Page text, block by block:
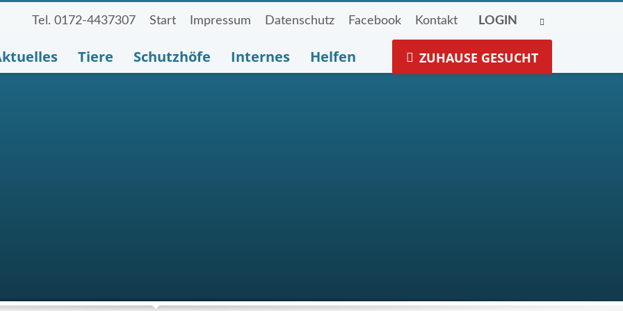
Tel. 0172-4437307 Start Impressum Datenschutz Facebook Kontakt LOGIN
Tiere Schutzhöfe Internes Helfen ZUHAUSE GESUCHT